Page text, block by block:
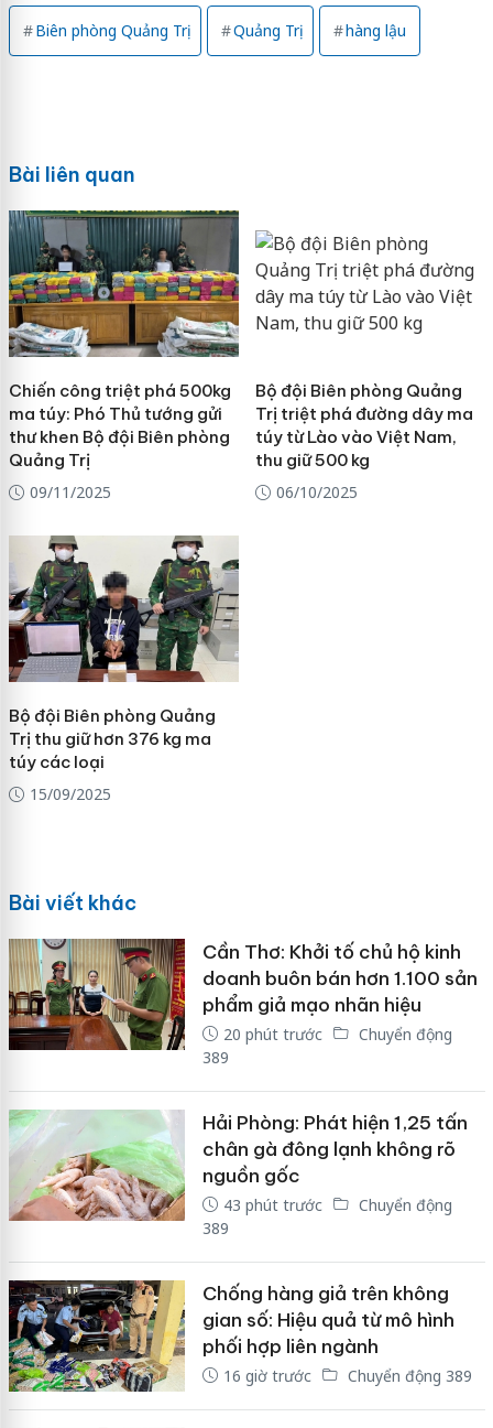
Biên phòng Quảng Trị Quảng Trị hàng lậu
Bài liên quan
Chiến công triệt phá 500kg
ma túy: Phó Thủ tướng gửi
thư khen Bộ đội Biên phòng
Quảng Trị
09/11/2025
Bộ đội Biên phòng Quảng
Trị triệt phá đường dây ma
túy từ Lào vào Việt Nam,
thu giữ 500 kg
06/10/2025
Bộ đội Biên phòng Quảng
Trị thu giữ hơn 376 kg ma
túy các loại
15/09/2025
Bài viết khác
Cần Thơ: Khởi tố chủ hộ kinh
doanh buôn bán hơn 1.100 sản
phẩm giả mạo nhãn hiệu
20 phút trước
Chuyển động
389
Hải Phòng: Phát hiện 1,25 tấn
chân gà đông lạnh không rõ
nguồn gốc
43 phút trước
Chuyển động
389
Chống hàng giả trên không
gian số: Hiệu quả từ mô hình
phối hợp liên ngành
16 giờ trước Chuyển động 389